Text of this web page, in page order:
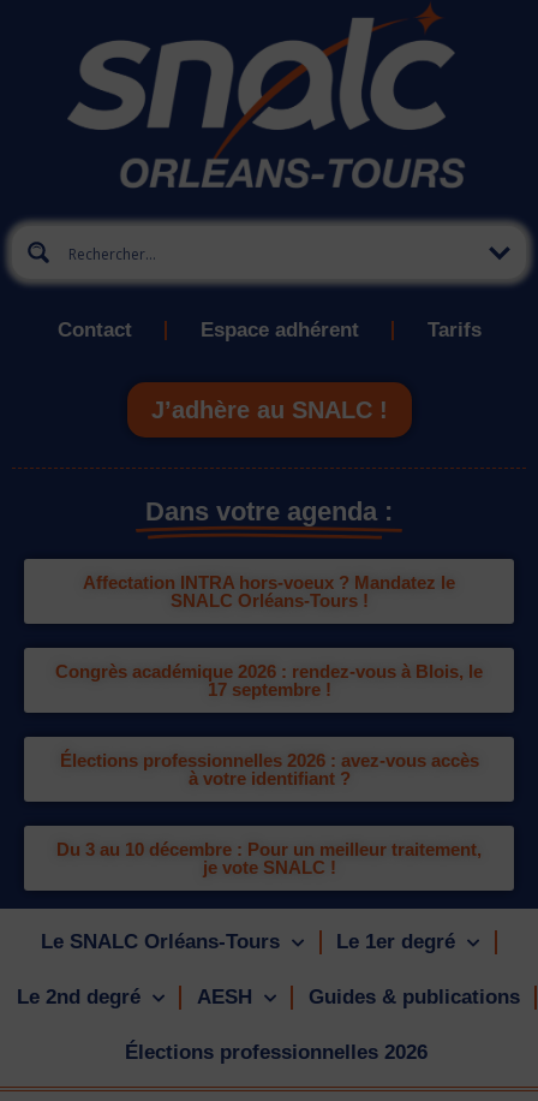
Contact Espace adhérent Tarifs
J’adhère au SNALC !
Dans votre agenda :
Affectation INTRA hors-voeux ? Mandatez le
SNALC Orléans-Tours !
Congrès académique 2026 : rendez-vous à Blois, le
17 septembre !
Élections professionnelles 2026 : avez-vous accès
à votre identifiant ?
Du 3 au 10 décembre : Pour un meilleur traitement,
je vote SNALC !
Le SNALC Orléans-Tours Le 1er degré
Le 2nd degré AESH Guides & publications
Élections professionnelles 2026